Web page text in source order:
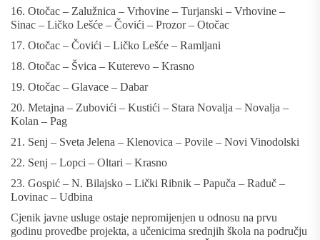
16. Otočac – Zalužnica – Vrhovine – Turjanski – Vrhovine –
Sinac – Ličko Lešće – Čovići – Prozor – Otočac
17. Otočac – Čovići – Ličko Lešće – Ramljani
18. Otočac – Švica – Kuterevo – Krasno
19. Otočac – Glavace – Dabar
20. Metajna – Zubovići – Kustići – Stara Novalja – Novalja –
Kolan – Pag
21. Senj – Sveta Jelena – Klenovica – Povile – Novi Vinodolski
22. Senj – Lopci – Oltari – Krasno
23. Gospić – N. Bilajsko – Lički Ribnik – Papuča – Raduč –
Lovinac – Udbina
Cjenik javne usluge ostaje nepromijenjen u odnosu na prvu
godinu provedbe projekta, a učenicima srednjih škola na području